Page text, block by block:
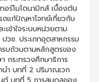
อร์โมไดนามิกส์ เบื้องต้น
ถแก้ปัญหาโจทย์เกี่ยวกับ
ข้าใจระบบหน่วยตาม
วช. ประเภทอุตสาหกรรม
รบถ้วนตามหลักสูตรของ
กระทรวงศึกษาธิการ
ำ บทที่ 2 ปริมาณเวก